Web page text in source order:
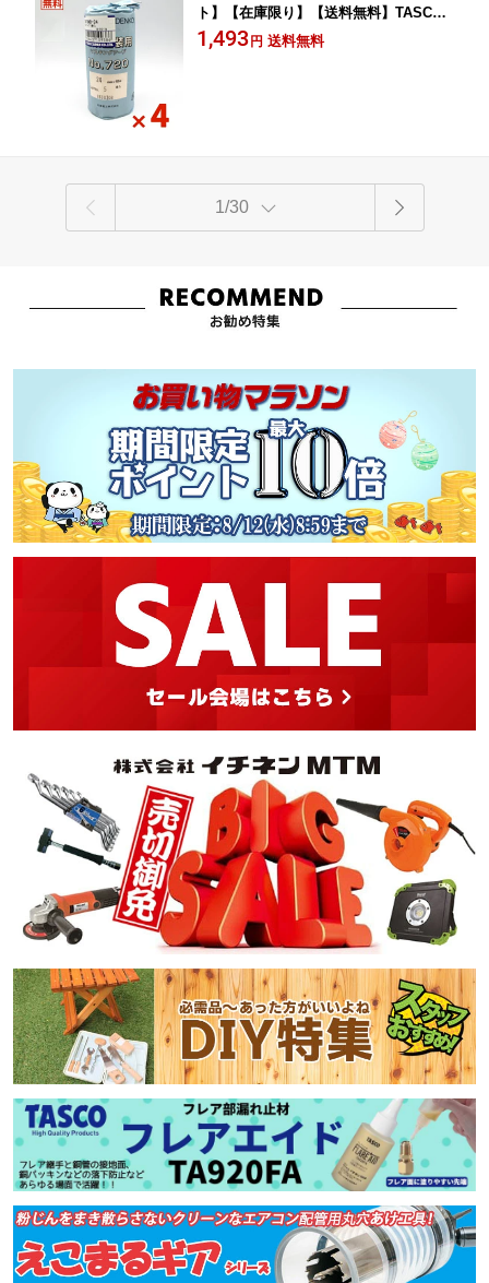
ト】【在庫限り】【送料無料】TASCO
イチネンタスコ 建築用マスキングテー
プ 5巻入 4セット TA976MB-24 No.720
1,493 円 送料無料
1/30